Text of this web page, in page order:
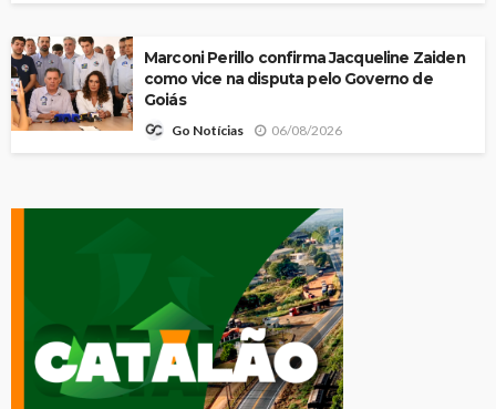
Marconi Perillo confirma Jacqueline Zaiden
como vice na disputa pelo Governo de
Goiás
Go Notícias 06/08/2026